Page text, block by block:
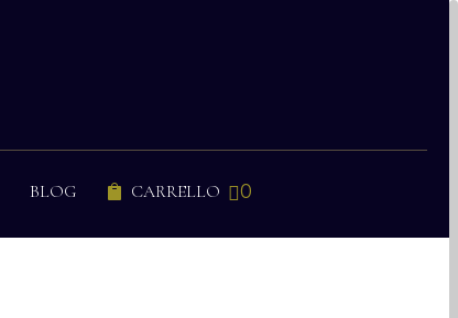
BLOG  CARRELLO 0